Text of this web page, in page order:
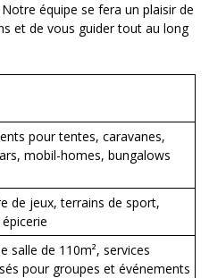
équipe se fera un plaisir de
et de vous guider tout au long
pour tentes, caravanes,
mobil-homes, bungalows
de jeux, terrains de sport,
salle de 110m², services
pour groupes et événements